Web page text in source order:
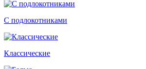
С подлокотниками
Классические